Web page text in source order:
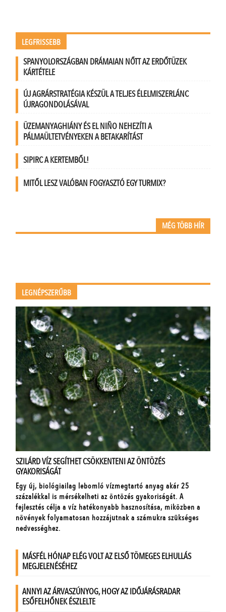
LEGFRISSEBB
SPANYOLORSZÁGBAN DRÁMAIAN NŐTT AZ ERDŐTÜZEK
KÁRTÉTELE
ÚJ AGRÁRSTRATÉGIA KÉSZÜL A TELJES ÉLELMISZERLÁNC
ÚJRAGONDOLÁSÁVAL
ÜZEMANYAGHIÁNY ÉS EL NIÑO NEHEZÍTI A
PÁLMAÜLTETVÉNYEKEN A BETAKARÍTÁST
SIPIRC A KERTEMBŐL!
MITŐL LESZ VALÓBAN FOGYASZTÓ EGY TURMIX?
MÉG TÖBB HÍR
LEGNÉPSZERŰBB